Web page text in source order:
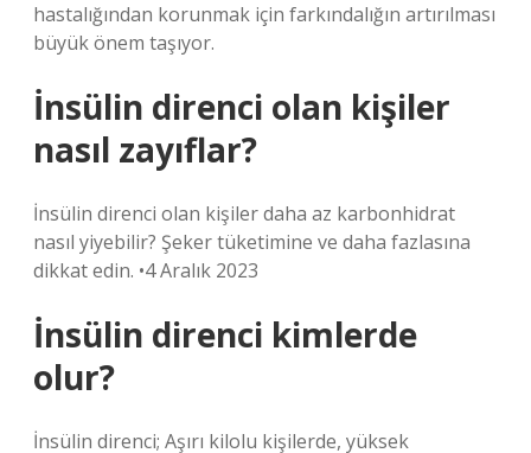
hastalığından korunmak için farkındalığın artırılması
büyük önem taşıyor.
İnsülin direnci olan kişiler
nasıl zayıflar?
İnsülin direnci olan kişiler daha az karbonhidrat
nasıl yiyebilir? Şeker tüketimine ve daha fazlasına
dikkat edin. •4 Aralık 2023
İnsülin direnci kimlerde
olur?
İnsülin direnci; Aşırı kilolu kişilerde, yüksek